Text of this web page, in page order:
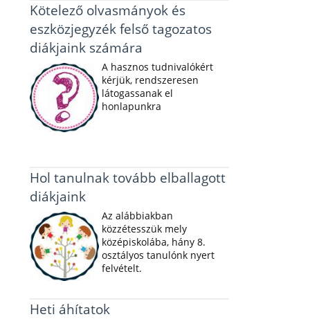
Kötelező olvasmányok és
eszközjegyzék felső tagozatos
diákjaink számára
A hasznos tudnivalókért
kérjük, rendszeresen
látogassanak el
honlapunkra
Hol tanulnak tovább elballagott
diákjaink
Az alábbiakban
közzétesszük mely
középiskolába, hány 8.
osztályos tanulónk nyert
felvételt.
Heti áhítatok